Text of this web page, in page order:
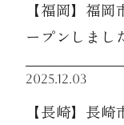
お知らせ
資料請求
【福岡】福
ープンしまし
2025.12.03
【長崎】長